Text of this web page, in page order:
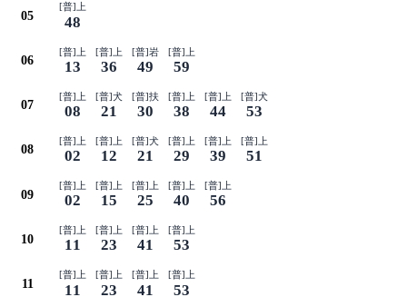
05
[普]上
48
06
[普]上
13
[普]上
36
[普]岩
49
[普]上
59
07
[普]上
08
[普]犬
21
[普]扶
30
[普]上
38
[普]上
44
[普]犬
53
08
[普]上
02
[普]上
12
[普]犬
21
[普]上
29
[普]上
39
[普]上
51
09
[普]上
02
[普]上
15
[普]上
25
[普]上
40
[普]上
56
10
[普]上
11
[普]上
23
[普]上
41
[普]上
53
11
[普]上
11
[普]上
23
[普]上
41
[普]上
53